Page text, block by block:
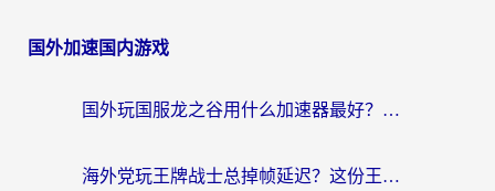
国外加速国内游戏
国外玩国服龙之谷用什么加速器最好？一份给海外游子的终极指南
海外党玩王牌战士总掉帧延迟？这份王牌战士延迟加速器终极指南救你命